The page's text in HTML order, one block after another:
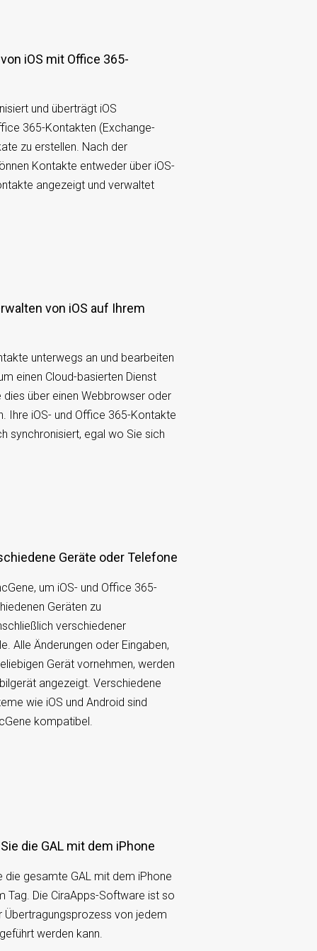
und überträgt iOS
365-Kontakten (Exchange-
zu erstellen. Nach der
Kontakte entweder über iOS-
angezeigt und verwaltet
unterwegs an und bearbeiten
einen Cloud-basierten Dienst
dies über einen Webbrowser oder
Ihre iOS- und Office 365-Kontakte
synchronisiert, egal wo Sie sich
Geräte oder Telefone
um iOS- und Office 365-
Geräten zu
verschiedener
Alle Änderungen oder Eingaben,
Gerät vornehmen, werden
angezeigt. Verschiedene
wie iOS und Android sind
kompatibel.
die GAL mit dem iPhone
die gesamte GAL mit dem iPhone
Tag. Die CiraApps-Software ist so
Übertragungsprozess von jedem
werden kann.